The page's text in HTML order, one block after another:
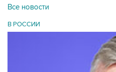
Все новости
В РОССИИ